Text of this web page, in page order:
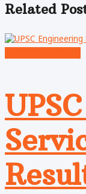
Related